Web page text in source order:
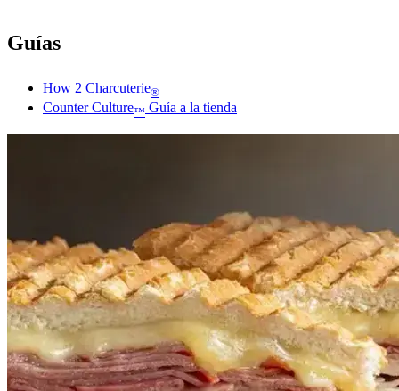
Guías
How 2 Charcuterie®
Counter Culture™ Guía a la tienda